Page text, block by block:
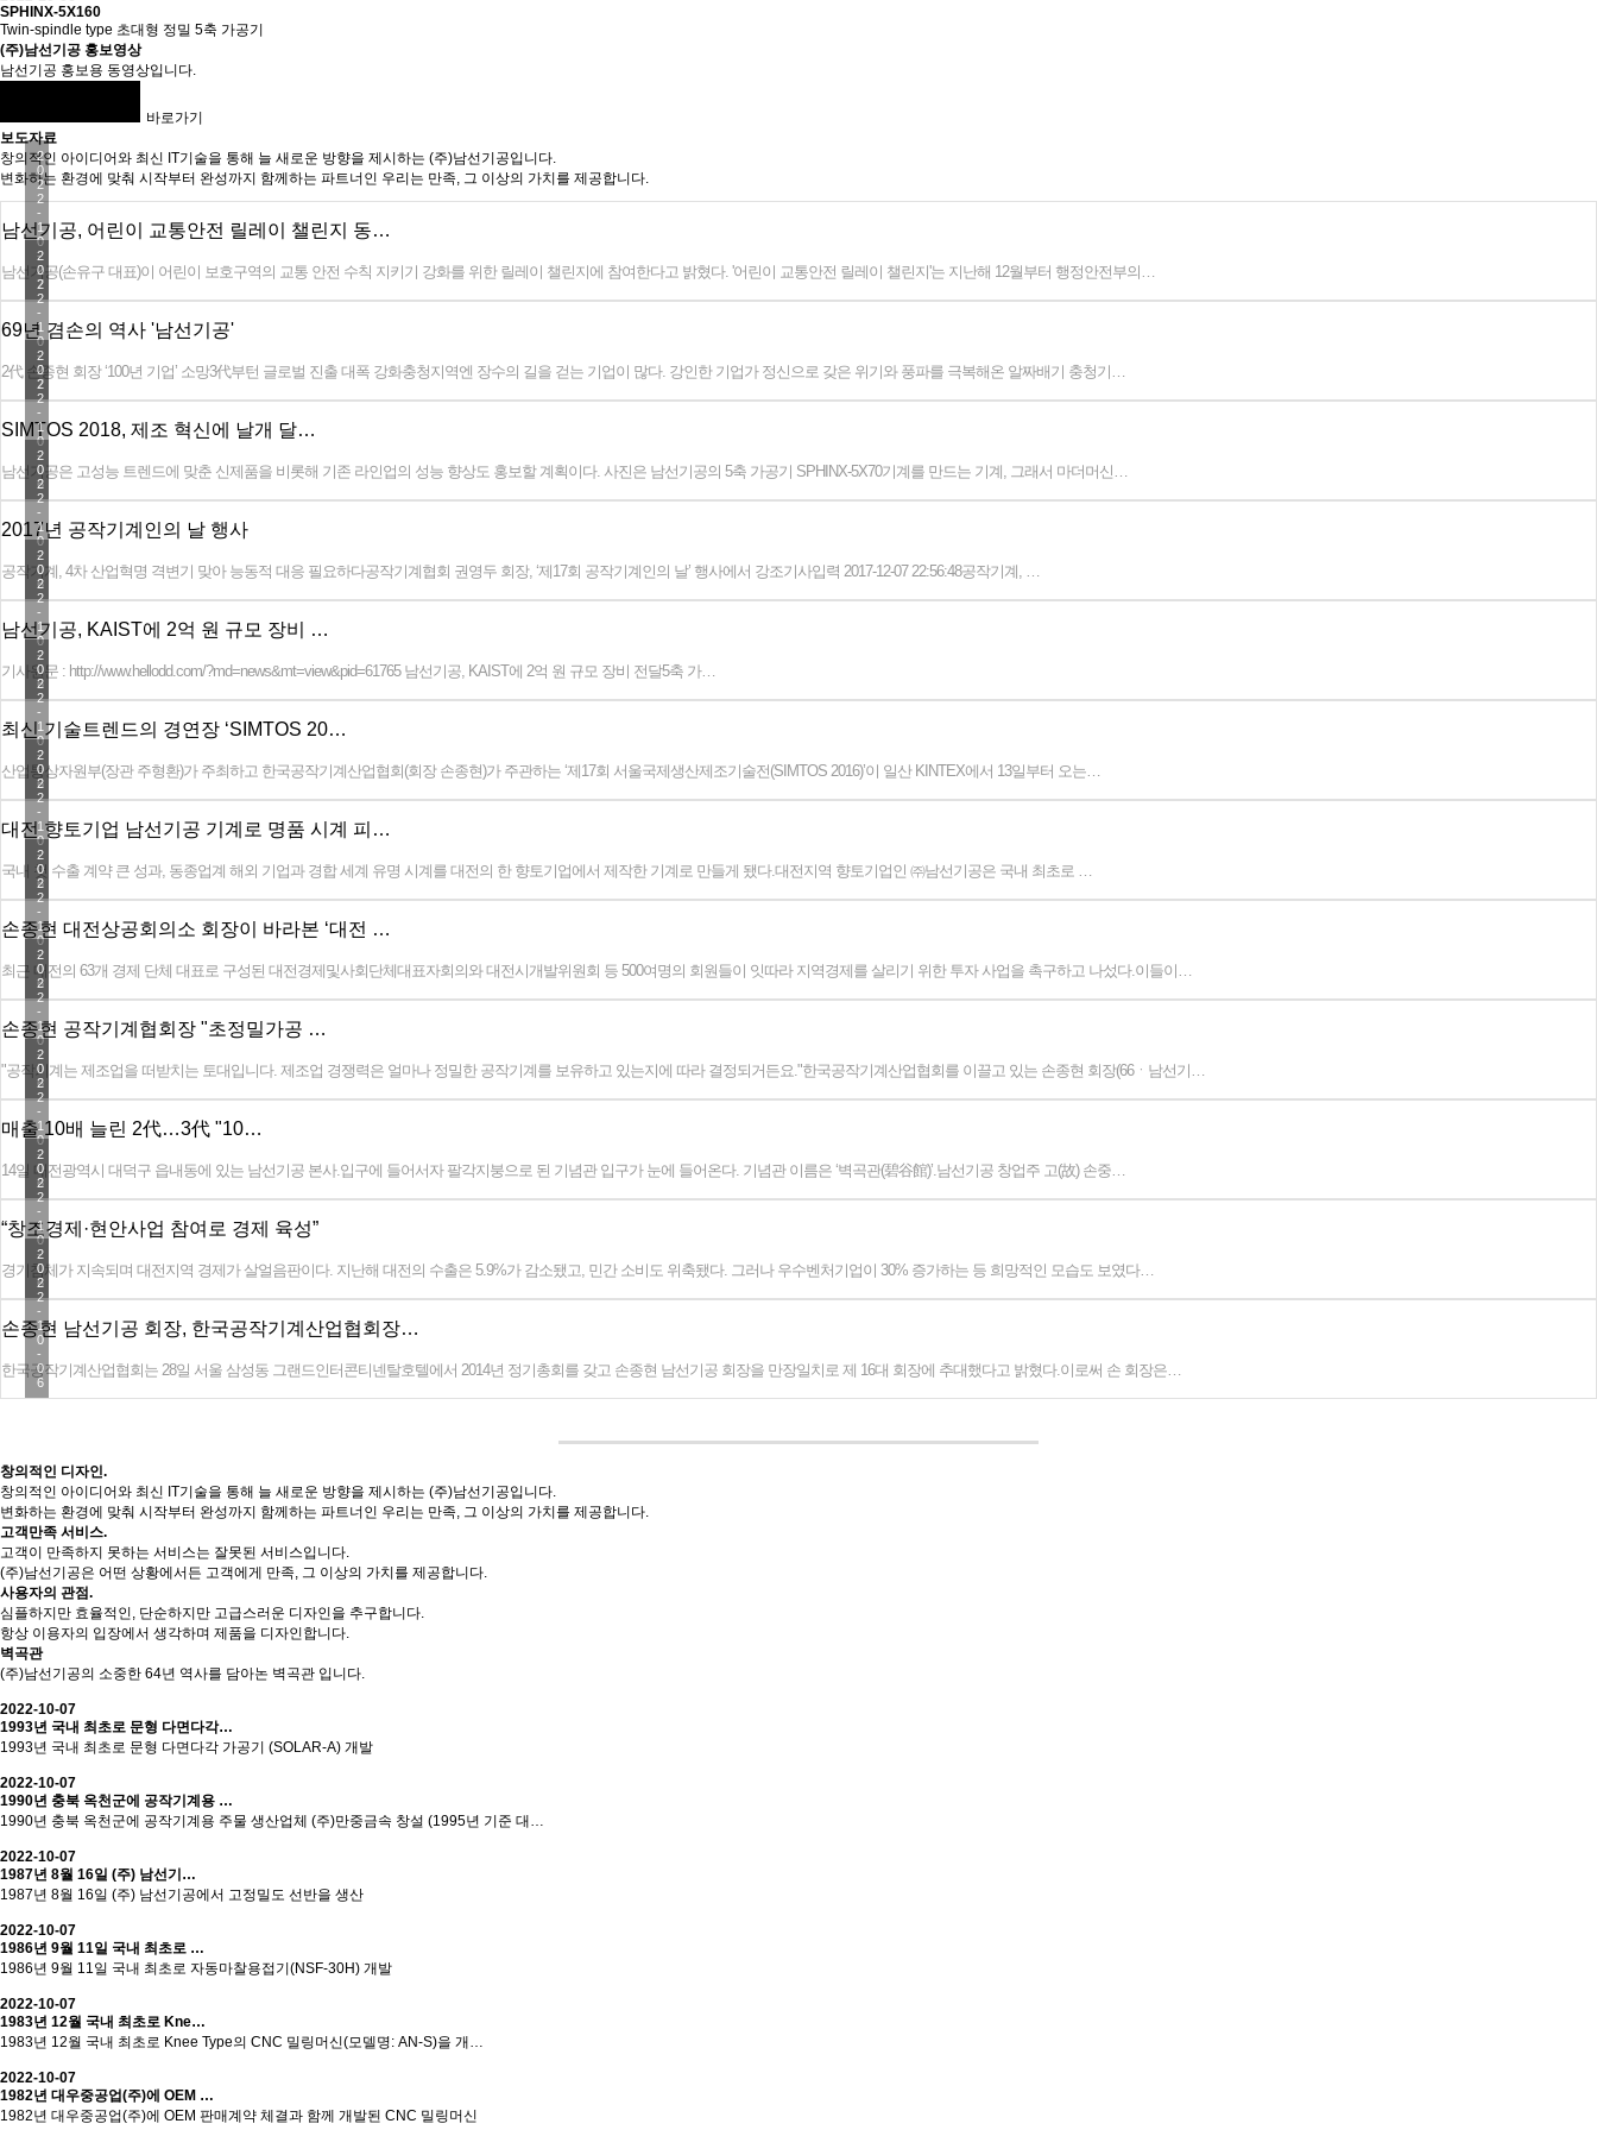
SPHINX-5X160
Twin-spindle type 초대형 정밀 5축 가공기
(주)남선기공 홍보영상
남선기공 홍보용 동영상입니다.
바로가기
보도자료
창의적인 아이디어와 최신 IT기술을 통해 늘 새로운 방향을 제시하는 (주)남선기공입니다.
변화하는 환경에 맞춰 시작부터 완성까지 함께하는 파트너인 우리는 만족, 그 이상의 가치를 제공합니다.
남선기공, 어린이 교통안전 릴레이 챌린지 동…
남선기공(손유구 대표)이 어린이 보호구역의 교통 안전 수칙 지키기 강화를 위한 릴레이 챌린지에 참여한다고 밝혔다. '어린이 교통안전 릴레이 챌린지'는 지난해 12월부터 행정안전부의…
2
0
2
2
-
1
0
-
2
7
69년 겸손의 역사 '남선기공'
2代 손종현 회장 ‘100년 기업’ 소망3代부턴 글로벌 진출 대폭 강화충청지역엔 장수의 길을 걷는 기업이 많다. 강인한 기업가 정신으로 갖은 위기와 풍파를 극복해온 알짜배기 충청기…
2
0
2
2
-
1
0
-
2
7
SIMTOS 2018, 제조 혁신에 날개 달…
남선기공은 고성능 트렌드에 맞춘 신제품을 비롯해 기존 라인업의 성능 향상도 홍보할 계획이다. 사진은 남선기공의 5축 가공기 SPHINX-5X70기계를 만드는 기계, 그래서 마더머신…
2
0
2
2
-
1
0
-
0
6
2017년 공작기계인의 날 행사
공작기계, 4차 산업혁명 격변기 맞아 능동적 대응 필요하다공작기계협회 권영두 회장, ‘제17회 공작기계인의 날’ 행사에서 강조기사입력 2017-12-07 22:56:48공작기계, …
2
0
2
2
-
1
0
-
0
6
남선기공, KAIST에 2억 원 규모 장비 …
기사원문 : http://www.hellodd.com/?md=news&mt=view&pid=61765 남선기공, KAIST에 2억 원 규모 장비 전달5축 가…
2
0
2
2
-
1
0
-
0
6
최신 기술트렌드의 경연장 ‘SIMTOS 20…
산업통상자원부(장관 주형환)가 주최하고 한국공작기계산업협회(회장 손종현)가 주관하는 ‘제17회 서울국제생산제조기술전(SIMTOS 2016)’이 일산 KINTEX에서 13일부터 오는…
2
0
2
2
-
1
0
-
0
6
대전 향토기업 남선기공 기계로 명품 시계 피…
국내 첫 수출 계약 큰 성과, 동종업계 해외 기업과 경합 세계 유명 시계를 대전의 한 향토기업에서 제작한 기계로 만들게 됐다.대전지역 향토기업인 ㈜남선기공은 국내 최초로 …
2
0
2
2
-
1
0
-
0
6
손종현 대전상공회의소 회장이 바라본 ‘대전 …
최근 대전의 63개 경제 단체 대표로 구성된 대전경제및사회단체대표자회의와 대전시개발위원회 등 500여명의 회원들이 잇따라 지역경제를 살리기 위한 투자 사업을 촉구하고 나섰다.이들이…
2
0
2
2
-
1
0
-
0
6
손종현 공작기계협회장 "초정밀가공 …
"공작기계는 제조업을 떠받치는 토대입니다. 제조업 경쟁력은 얼마나 정밀한 공작기계를 보유하고 있는지에 따라 결정되거든요."한국공작기계산업협회를 이끌고 있는 손종현 회장(66ㆍ남선기…
2
0
2
2
-
1
0
-
0
6
매출 10배 늘린 2代…3代 "10…
14일 대전광역시 대덕구 읍내동에 있는 남선기공 본사.입구에 들어서자 팔각지붕으로 된 기념관 입구가 눈에 들어온다. 기념관 이름은 ‘벽곡관(碧谷館)’.남선기공 창업주 고(故) 손중…
2
0
2
2
-
1
0
-
0
6
“창조경제·현안사업 참여로 경제 육성”
경기침체가 지속되며 대전지역 경제가 살얼음판이다. 지난해 대전의 수출은 5.9%가 감소됐고, 민간 소비도 위축됐다. 그러나 우수벤처기업이 30% 증가하는 등 희망적인 모습도 보였다…
2
0
2
2
-
1
0
-
0
6
손종현 남선기공 회장, 한국공작기계산업협회장…
한국공작기계산업협회는 28일 서울 삼성동 그랜드인터콘티넨탈호텔에서 2014년 정기총회를 갖고 손종현 남선기공 회장을 만장일치로 제 16대 회장에 추대했다고 밝혔다.이로써 손 회장은…
2
0
2
2
-
1
0
-
0
6
창의적인 디자인.
창의적인 아이디어와 최신 IT기술을 통해 늘 새로운 방향을 제시하는 (주)남선기공입니다.
변화하는 환경에 맞춰 시작부터 완성까지 함께하는 파트너인 우리는 만족, 그 이상의 가치를 제공합니다.
고객만족 서비스.
고객이 만족하지 못하는 서비스는 잘못된 서비스입니다.
(주)남선기공은 어떤 상황에서든 고객에게 만족, 그 이상의 가치를 제공합니다.
사용자의 관점.
심플하지만 효율적인, 단순하지만 고급스러운 디자인을 추구합니다.
항상 이용자의 입장에서 생각하며 제품을 디자인합니다.
벽곡관
(주)남선기공의 소중한 64년 역사를 담아논 벽곡관 입니다.
2022-10-07
1993년 국내 최초로 문형 다면다각…
1993년 국내 최초로 문형 다면다각 가공기 (SOLAR-A) 개발
2022-10-07
1990년 충북 옥천군에 공작기계용 …
1990년 충북 옥천군에 공작기계용 주물 생산업체 (주)만중금속 창설 (1995년 기준 대…
2022-10-07
1987년 8월 16일 (주) 남선기…
1987년 8월 16일 (주) 남선기공에서 고정밀도 선반을 생산
2022-10-07
1986년 9월 11일 국내 최초로 …
1986년 9월 11일 국내 최초로 자동마찰용접기(NSF-30H) 개발
2022-10-07
1983년 12월 국내 최초로 Kne…
1983년 12월 국내 최초로 Knee Type의 CNC 밀링머신(모델명: AN-S)을 개…
2022-10-07
1982년 대우중공업(주)에 OEM …
1982년 대우중공업(주)에 OEM 판매계약 체결과 함께 개발된 CNC 밀링머신